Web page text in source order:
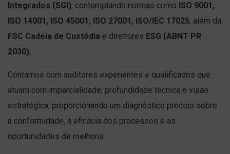
Integrados (SGI), contemplando normas como ISO 9001,
ISO 14001, ISO 45001, ISO 27001, ISO/IEC 17025, além da
FSC Cadeia de Custódia e diretrizes ESG (ABNT PR
2030).
Contamos com auditores experientes e qualificados que
atuam com imparcialidade, profundidade técnica e visão
estratégica, proporcionando um diagnóstico preciso sobre
a conformidade, a eficácia dos processos e as
oportunidades de melhoria.